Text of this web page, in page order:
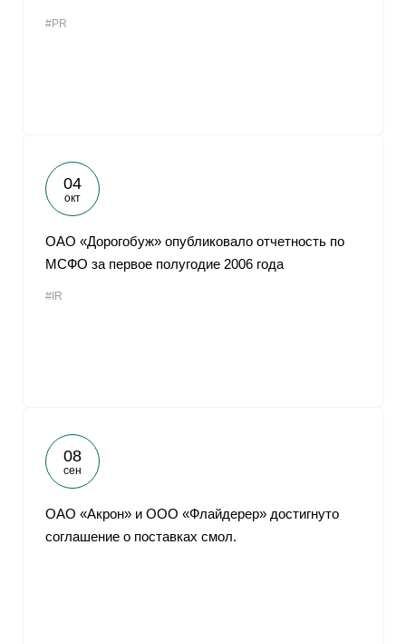
#PR
04
окт
ОАО «Дорогобуж» опубликовало отчетность по
МСФО за первое полугодие 2006 года
#IR
08
сен
ОАО «Акрон» и ООО «Флайдерер» достигнуто
соглашение о поставках смол.